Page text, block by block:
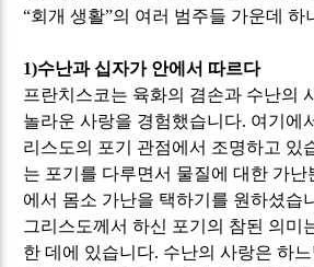
“회개 생활”의 여러 범주들 가운데 하
1)수난과 십자가 안에서 따르다
프란치스코는 육화의 겸손과 수난의
놀라운 사랑을 경험했습니다. 여기에
리스도의 포기 관점에서 조명하고 있
는 포기를 다루면서 물질에 대한 가난
에서 몸소 가난을 택하기를 원하셨습
그리스도께서 하신 포기의 참된 의미
한 데에 있습니다. 수난의 사랑은 하